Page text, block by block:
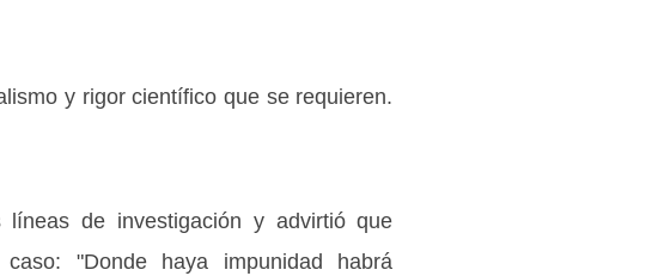
y rigor científico que se requieren.
líneas de investigación y advirtió que
"Donde haya impunidad habrá